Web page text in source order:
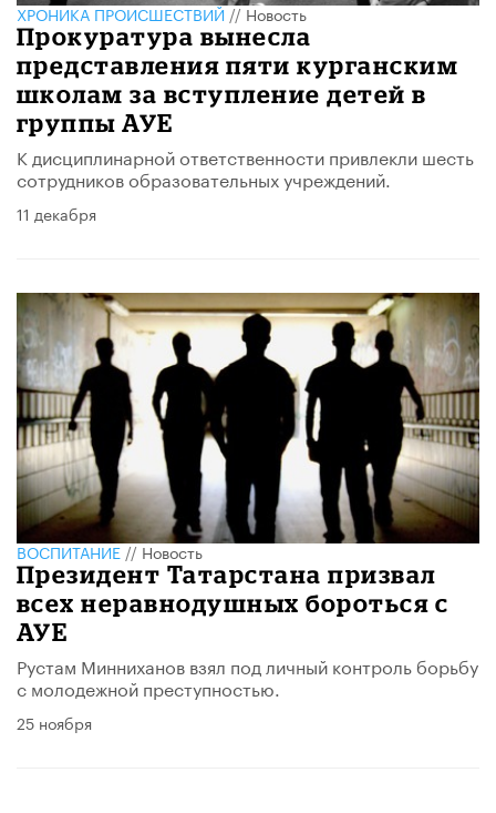
ХРОНИКА ПРОИСШЕСТВИЙ//Новость
Прокуратура вынесла
представления пяти курганским
школам за вступление детей в
группы АУЕ
К дисциплинарной ответственности привлекли шесть
сотрудников образовательных учреждений.
11 декабря
ВОСПИТАНИЕ//Новость
Президент Татарстана призвал
всех неравнодушных бороться с
АУЕ
Рустам Минниханов взял под личный контроль борьбу
с молодежной преступностью.
25 ноября